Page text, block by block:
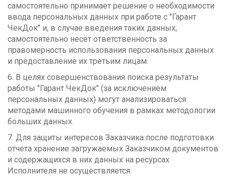
самостоятельно принимает решение о необходимости
ввода персональных данных при работе с "Гарант
ЧекДок" и, в случае введения таких данных,
самостоятельно несёт ответственность за
правомерность использования персональных данных
и предоставление их третьим лицам.
6. В целях совершенствования поиска результаты
работы "Гарант ЧекДок" (за исключением
персональных данных) могут анализироваться
методами машинного обучения в рамках методологии
больших данных.
7. Для защиты интересов Заказчика после подготовки
отчета хранение загружаемых Заказчиком документов
и содержащихся в них данных на ресурсах
Исполнителя не осуществляется.